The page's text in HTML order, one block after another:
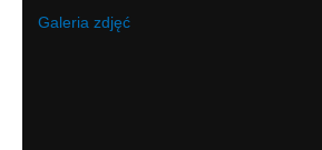
Galeria zdjęć